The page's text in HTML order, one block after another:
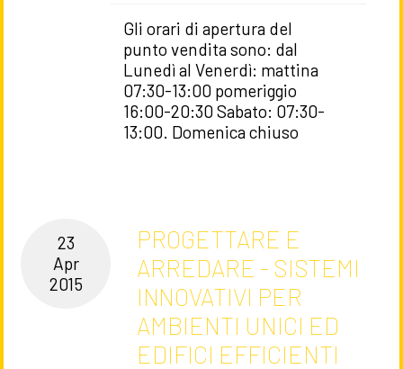
Gli orari di apertura del
punto vendita sono: dal
Lunedì al Venerdì: mattina
07:30-13:00 pomeriggio
16:00-20:30 Sabato: 07:30-
13:00. Domenica chiuso
23
Apr
2015
PROGETTARE E
ARREDARE - SISTEMI
INNOVATIVI PER
AMBIENTI UNICI ED
EDIFICI EFFICIENTI